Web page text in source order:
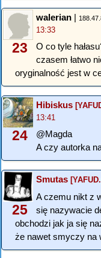
23
walerian |
13:33
O co tyle
czasem łatwo
oryginalność jest w
24
Hibiskus
13:41
@Magda
A czy autorka
25
Smutas
A czemu nikt z
się nazywacie
obchodzi jak ja się
że nawet smyczy na